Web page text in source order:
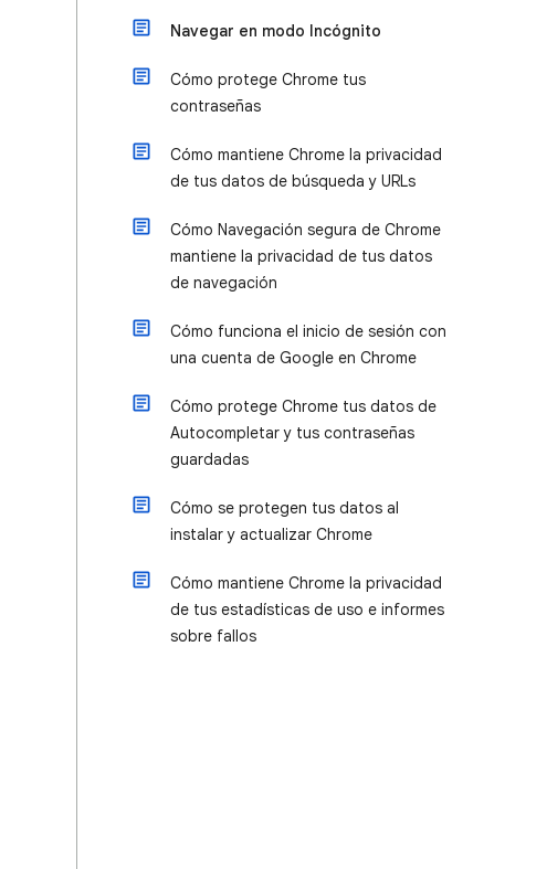
Navegar en modo Incógnito
Cómo protege Chrome tus
contraseñas
Cómo mantiene Chrome la privacidad
de tus datos de búsqueda y URLs
Cómo Navegación segura de Chrome
mantiene la privacidad de tus datos
de navegación
Cómo funciona el inicio de sesión con
una cuenta de Google en Chrome
Cómo protege Chrome tus datos de
Autocompletar y tus contraseñas
guardadas
Cómo se protegen tus datos al
instalar y actualizar Chrome
Cómo mantiene Chrome la privacidad
de tus estadísticas de uso e informes
sobre fallos